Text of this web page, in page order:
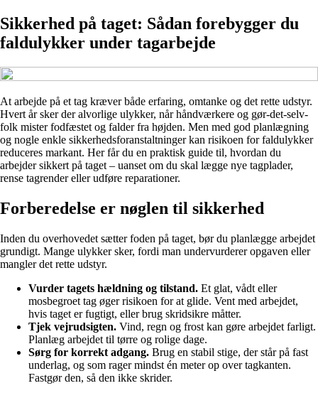
Sikkerhed på taget: Sådan forebygger du
faldulykker under tagarbejde
At arbejde på et tag kræver både erfaring, omtanke og det rette udstyr.
Hvert år sker der alvorlige ulykker, når håndværkere og gør-det-selv-
folk mister fodfæstet og falder fra højden. Men med god planlægning
og nogle enkle sikkerhedsforanstaltninger kan risikoen for faldulykker
reduceres markant. Her får du en praktisk guide til, hvordan du
arbejder sikkert på taget – uanset om du skal lægge nye tagplader,
rense tagrender eller udføre reparationer.
Forberedelse er nøglen til sikkerhed
Inden du overhovedet sætter foden på taget, bør du planlægge arbejdet
grundigt. Mange ulykker sker, fordi man undervurderer opgaven eller
mangler det rette udstyr.
Vurder tagets hældning og tilstand. Et glat, vådt eller
mosbegroet tag øger risikoen for at glide. Vent med arbejdet,
hvis taget er fugtigt, eller brug skridsikre måtter.
Tjek vejrudsigten. Vind, regn og frost kan gøre arbejdet farligt.
Planlæg arbejdet til tørre og rolige dage.
Sørg for korrekt adgang. Brug en stabil stige, der står på fast
underlag, og som rager mindst én meter op over tagkanten.
Fastgør den, så den ikke skrider.